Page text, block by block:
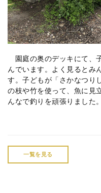
園庭の奥のデッキにて、
んでいます。よく見るとみ
す。子どもが「さかなつり
の枝や竹を使って、魚に見
んなで釣りを頑張りました。
一覧を見る